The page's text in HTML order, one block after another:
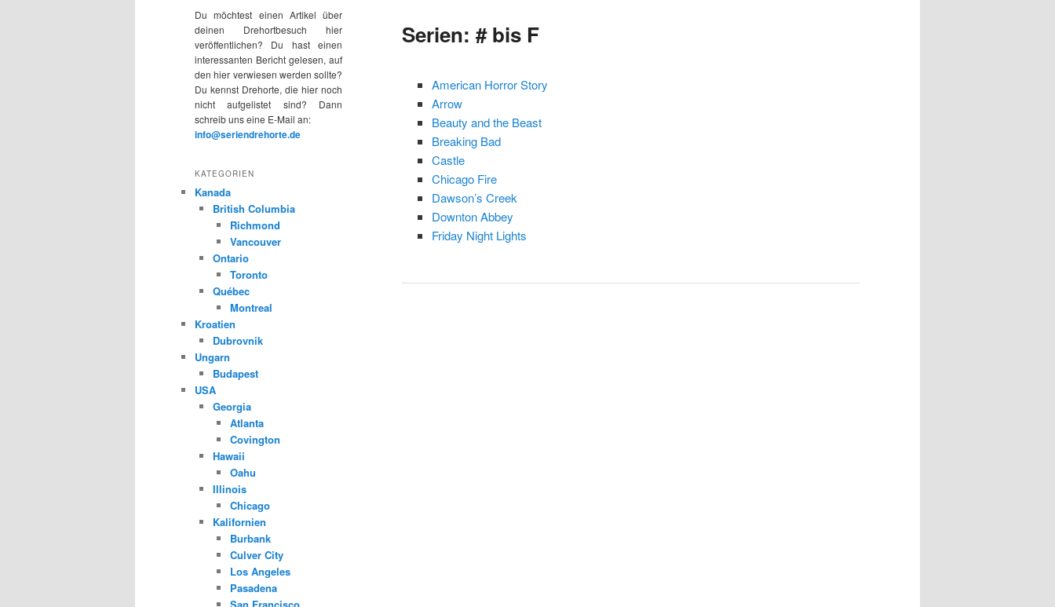
Serien: # bis F
American Horror Story
Arrow
Beauty and the Beast
Breaking Bad
Castle
Chicago Fire
Dawson’s Creek
Downton Abbey
Friday Night Lights
Du möchtest einen Artikel über
deinen Drehortbesuch hier
veröffentlichen? Du hast einen
interessanten Bericht gelesen, auf
den hier verwiesen werden sollte?
Du kennst Drehorte, die hier noch
nicht aufgelistet sind? Dann
schreib uns eine E-Mail an:
info@seriendrehorte.de
KATEGORIEN
Kanada
British Columbia
Richmond
Vancouver
Ontario
Toronto
Québec
Montreal
Kroatien
Dubrovnik
Ungarn
Budapest
USA
Georgia
Atlanta
Covington
Hawaii
Oahu
Illinois
Chicago
Kalifornien
Burbank
Culver City
Los Angeles
Pasadena